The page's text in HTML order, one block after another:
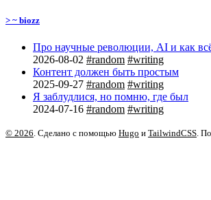
> ~ biozz
Про научные революции, AI и как
2026-08-02 #random #writing
Контент должен быть простым
2025-09-27 #random #writing
Я заблудлися, но помню, где был
2024-07-16 #random #writing
© 2026. Сделано с помощью Hugo и TailwindCSS.